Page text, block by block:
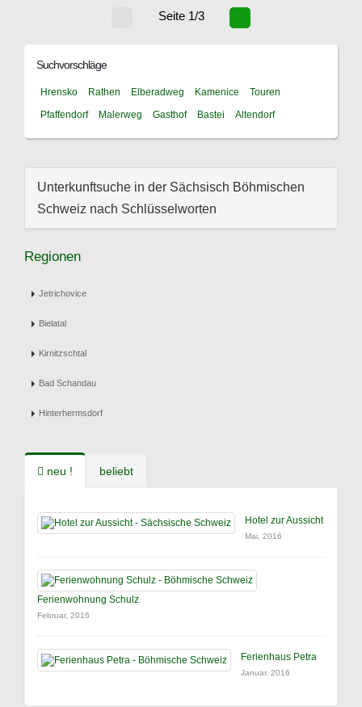
Seite 1/3
Suchvorschläge
Hrensko Rathen Elberadweg Kamenice
Touren
Pfaffendorf
Malerweg Gasthof Bastei Altendorf
Unterkunftsuche in der Sächsisch Böhmischen
Schweiz nach Schlüsselworten
Regionen
Jetrichovice
Bielatal
Kirnitzschtal
Bad Schandau
Hinterhermsdorf
neu ! beliebt
Hotel zur Aussicht
Mai, 2016
Ferienwohnung Schulz
Februar, 2016
Ferienhaus Petra
Januar, 2016